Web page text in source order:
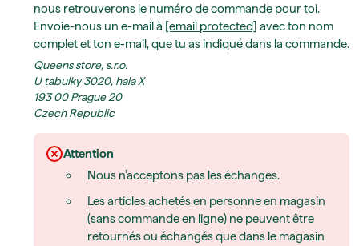
nous retrouverons le numéro de commande pour toi.
Envoie-nous un e-mail à [email protected] avec ton nom
complet et ton e-mail, que tu as indiqué dans la commande.
Queens store, s.r.o.
U tabulky 3020, hala X
193 00 Prague 20
Czech Republic
Attention
Nous n'acceptons pas les échanges.
Les articles achetés en personne en magasin
(sans commande en ligne) ne peuvent être
retournés ou échangés que dans le magasin